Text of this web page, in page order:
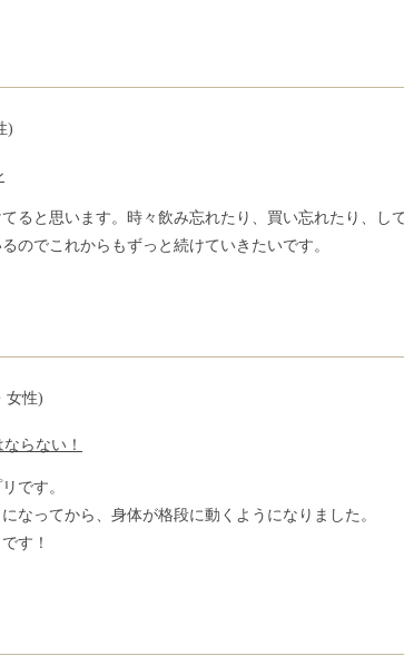
)
ると思います。時々飲み忘れたり、買い忘れたり、し
のでこれからもずっと続けていきたいです。
女性)
らない！
です。
なってから、身体が格段に動くようになりました。
す！